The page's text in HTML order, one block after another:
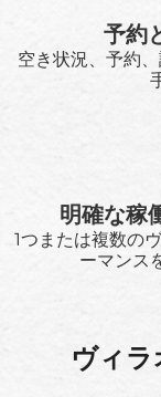
予約
空き状況、予約
明確な稼
1つまたは複数の
ーマンス
ヴィ